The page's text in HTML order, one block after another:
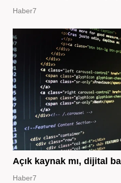
Haber7
Açık kaynak mı, dijital
Haber7